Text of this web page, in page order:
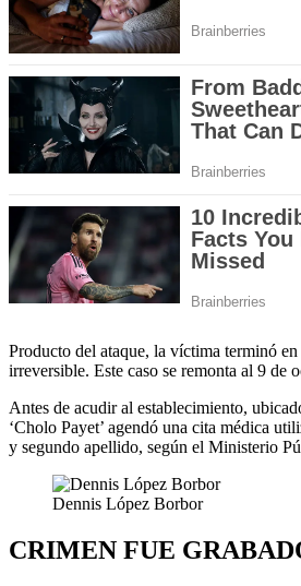
Producto del ataque, la víctima terminó
irreversible. Este caso se remonta al 9 de
Antes de acudir al establecimiento,
‘Cholo Payet’ agendó una cita médica
y segundo apellido, según el Ministerio
Dennis López Borbor
CRIMEN FUE